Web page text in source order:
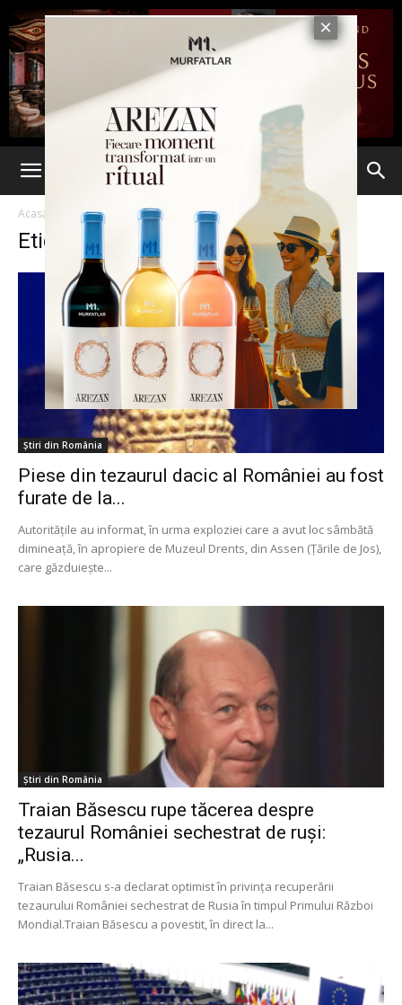
Acasă Etichete Tezaur
Etichetă: tezaur
Știri din România
Piese din tezaurul dacic al României au fost
furate de la...
Autoritățile au informat, în urma exploziei care a avut loc sâmbătă
dimineață, în apropiere de Muzeul Drents, din Assen (Țările de Jos),
care găzduiește...
Știri din România
Traian Băsescu rupe tăcerea despre
tezaurul României sechestrat de ruși:
„Rusia...
Traian Băsescu s-a declarat optimist în privința recuperării
tezaurului României sechestrat de Rusia în timpul Primului Război
Mondial.Traian Băsescu a povestit, în direct la...